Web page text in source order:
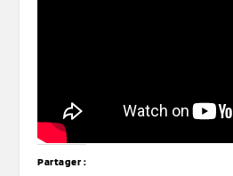
Partager :